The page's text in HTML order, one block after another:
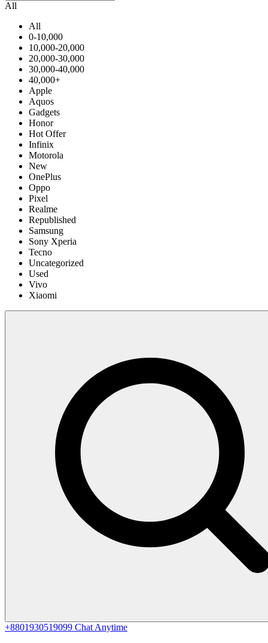
All
All
0-10,000
10,000-20,000
20,000-30,000
30,000-40,000
40,000+
Apple
Aquos
Gadgets
Honor
Hot Offer
Infinix
Motorola
New
OnePlus
Oppo
Pixel
Realme
Republished
Samsung
Sony Xperia
Tecno
Uncategorized
Used
Vivo
Xiaomi
+8801930519099 Chat Anytime